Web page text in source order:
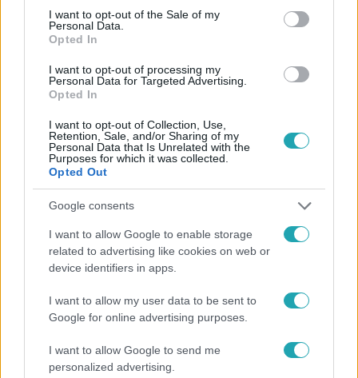
consent section.
I want to opt-out of the Sale of my
Personal Data.
Opted In
I want to opt-out of processing my
Personal Data for Targeted Advertising.
Opted In
I want to opt-out of Collection, Use,
Retention, Sale, and/or Sharing of my
Personal Data that Is Unrelated with the
Purposes for which it was collected.
Opted Out
Google consents
I want to allow Google to enable storage
related to advertising like cookies on web or
device identifiers in apps.
I want to allow my user data to be sent to
Google for online advertising purposes.
I want to allow Google to send me
personalized advertising.
HÍRADÓ POLITIKA #POLITIKUSOK NYARALÁS
Népszerű